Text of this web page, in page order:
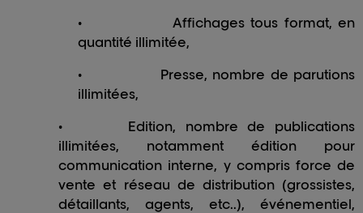
•
Affichages tous format, en
quantité illimitée,
•
Presse, nombre de parutions
illimitées,
•
Edition, nombre de publications
illimitées, notamment édition pour
communication interne, y compris force de
vente et réseau de distribution (grossistes,
détaillants, agents, etc..), événementiel,